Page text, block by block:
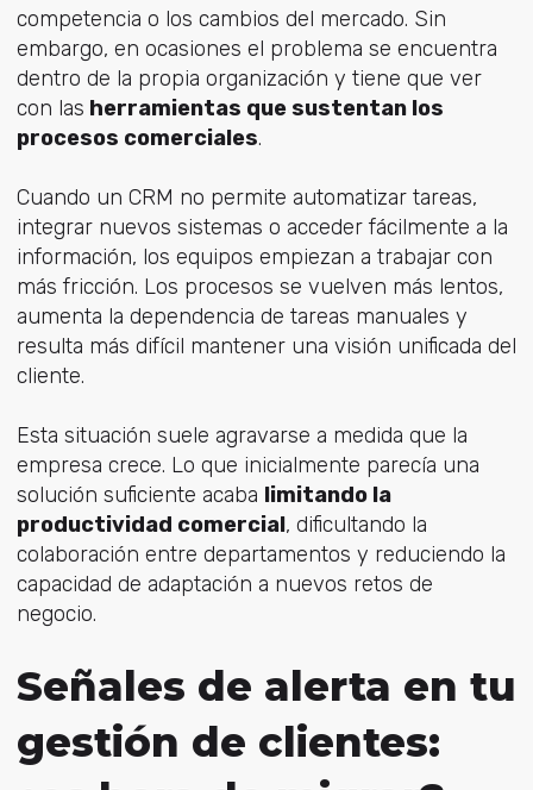
competencia o los cambios del mercado. Sin
embargo, en ocasiones el problema se encuentra
dentro de la propia organización y tiene que ver
con las herramientas que sustentan los
procesos comerciales.
Cuando un CRM no permite automatizar tareas,
integrar nuevos sistemas o acceder fácilmente a la
información, los equipos empiezan a trabajar con
más fricción. Los procesos se vuelven más lentos,
aumenta la dependencia de tareas manuales y
resulta más difícil mantener una visión unificada del
cliente.
Esta situación suele agravarse a medida que la
empresa crece. Lo que inicialmente parecía una
solución suficiente acaba limitando la
productividad comercial, dificultando la
colaboración entre departamentos y reduciendo la
capacidad de adaptación a nuevos retos de
negocio.
Señales de alerta en tu
gestión de clientes: